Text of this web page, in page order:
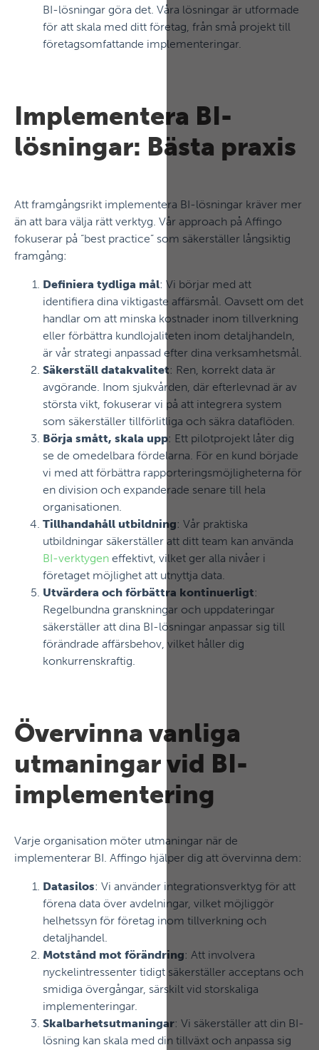
BI-lösningar göra det. Våra lösningar är utformade
för att skala med ditt företag, från små projekt till
företagsomfattande implementeringar.
Implementera BI-
lösningar: Bästa praxis
Att framgångsrikt implementera BI-lösningar kräver mer
än att bara välja rätt verktyg. Vår approach på Affingo
fokuserar på “best practice” som säkerställer långsiktig
framgång:
Definiera tydliga mål: Vi börjar med att
identifiera dina viktigaste affärsmål. Oavsett om det
handlar om att minska kostnader inom tillverkning
eller förbättra kundlojaliteten inom detaljhandeln,
är vår strategi anpassad efter dina verksamhetsmål.
Säkerställ datakvalitet: Ren, korrekt data är
avgörande. Inom sjukvården, där efterlevnad är av
största vikt, fokuserar vi på att integrera system
som säkerställer tillförlitliga och säkra dataflöden.
Börja smått, skala upp: Ett pilotprojekt låter dig
se de omedelbara fördelarna. För en kund började
vi med att förbättra rapporteringsmöjligheterna för
en division och expanderade senare till hela
organisationen.
Tillhandahåll utbildning: Vår praktiska
utbildningar säkerställer att ditt team kan använda
BI-verktygen effektivt, vilket ger alla nivåer i
företaget möjlighet att utnyttja data.
Utvärdera och förbättra kontinuerligt:
Regelbundna granskningar och uppdateringar
säkerställer att dina BI-lösningar anpassar sig till
förändrade affärsbehov, vilket håller dig
konkurrenskraftig.
Övervinna vanliga
utmaningar vid BI-
implementering
Varje organisation möter utmaningar när de
implementerar BI. Affingo hjälper dig att övervinna dem:
Datasilos: Vi använder integrationsverktyg för att
förena data över avdelningar, vilket möjliggör
helhetssyn för företag inom tillverkning och
detaljhandel.
Motstånd mot förändring: Att involvera
nyckelintressenter tidigt säkerställer acceptans och
smidiga övergångar, särskilt vid storskaliga
implementeringar.
Skalbarhetsutmaningar: Vi säkerställer att din BI-
lösning kan skala med din tillväxt och anpassa sig